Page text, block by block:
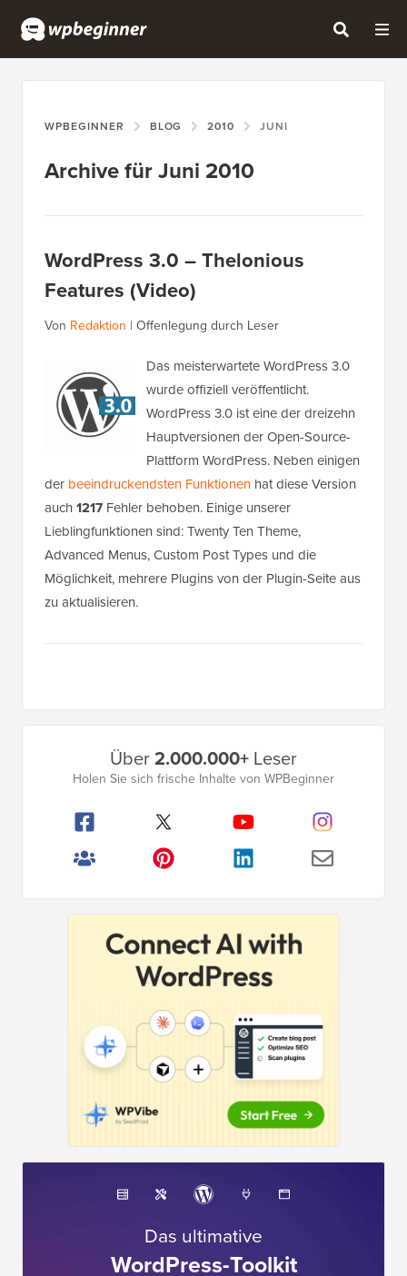
WPBEGINNER BLOG 2010 JUNI
Archive für Juni 2010
WordPress 3.0 – Thelonious
Features (Video)
Von Redaktion | Offenlegung durch Leser
Das meisterwartete WordPress 3.0
wurde offiziell veröffentlicht.
WordPress 3.0 ist eine der dreizehn
Hauptversionen der Open-Source-
Plattform WordPress. Neben einigen
der beeindruckendsten Funktionen hat diese Version
auch1217 Fehler behoben. Einige unserer
Lieblingfunktionen sind: Twenty Ten Theme,
Advanced Menus, Custom Post Types und die
Möglichkeit, mehrere Plugins von der Plugin-Seite aus
zu aktualisieren.
Seitenleistenmenü
Über2.000.000+ Leser
Holen Sie sich frische Inhalte von WPBeginner
Das ultimative
WordPress-Toolkit